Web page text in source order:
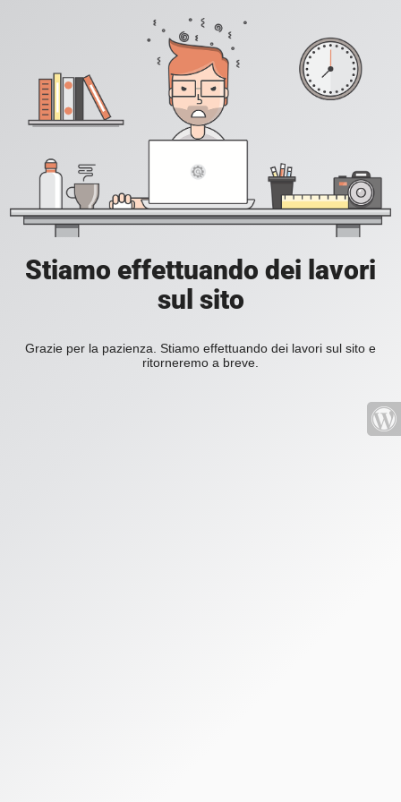
Stiamo effettuando dei lavori
sul sito
Grazie per la pazienza. Stiamo effettuando dei lavori sul sito e
ritorneremo a breve.